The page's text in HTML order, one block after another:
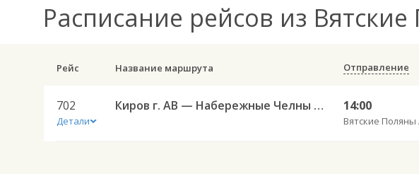
Расписание рейсов из
Рейс Название маршрута Отправление
702
Детали
Киров г. АВ — Набережные Челны АВ 702 14:00
Вятские Поляны